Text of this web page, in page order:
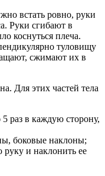
встать ровно, руки
Руки сгибают в
коснуться плеча.
туловищу
сжимают их в
Для этих частей тела
раз в каждую сторону,
боковые наклоны;
руку и наклонить ее